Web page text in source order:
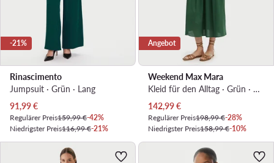
-21%
Rinascimento
Jumpsuit · Grün · Lang
Aktueller Preis
91,99€
Regulärer Preis159,99 €-42%
Niedrigster Preis116,99 €-21%
Angebot
Weekend Max Mara
Kleid für den Alltag · Grün · Midi
Aktueller Preis
142,99€
Regulärer Preis198,99 €-28%
Niedrigster Preis158,99 €-10%